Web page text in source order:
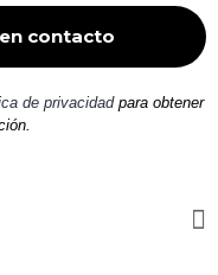
de privacidadpara obtener